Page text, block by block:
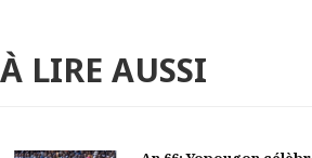
À LIRE AUSSI